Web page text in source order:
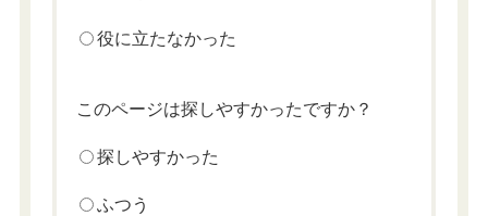
役に立たなかった
このページは探しやすかったですか？
探しやすかった
ふつう